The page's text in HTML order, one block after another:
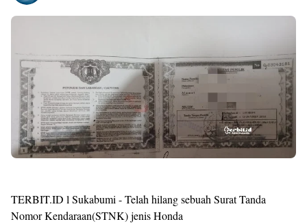
TERBIT.ID l Sukabumi - Telah hilang sebuah Surat Tanda
Nomor Kendaraan(STNK) jenis Honda